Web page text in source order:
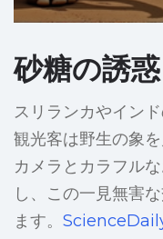
砂糖の誘
スリランカやイン
観光客は野生の象
カメラとカラフル
し、この一見無害
ます。